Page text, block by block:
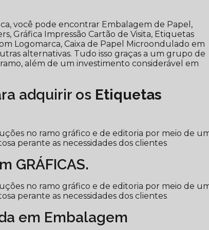
você pode encontrar Embalagem de Papel,
Gráfica Impressão Cartão de Visita, Etiquetas
Logomarca, Caixa de Papel Microondulado em
alternativas. Tudo isso graças a um grupo de
além de um investimento considerável em
adquirir os Etiquetas
no ramo gráfico e de editoria por meio de
perante as necessidades dos clientes
GRÁFICAS.
no ramo gráfico e de editoria por meio de
perante as necessidades dos clientes
em Embalagem